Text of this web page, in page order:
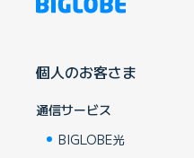
個人のお客さま
通信サービス
BIGLOBE光